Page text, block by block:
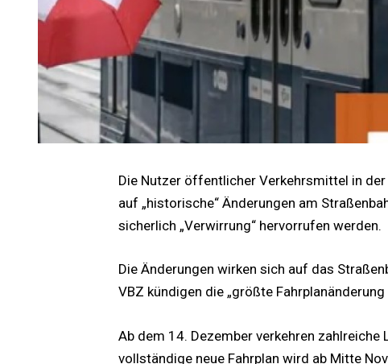
Die Nutzer öffentlicher Verkehrsmittel in
auf „historische“ Änderungen am
sicherlich „Verwirrung“ hervorrufen werden.
Die Änderungen wirken sich auf das
VBZ kündigen die „größte
Ab dem 14. Dezember verkehren
vollständige neue Fahrplan wird ab Mitte